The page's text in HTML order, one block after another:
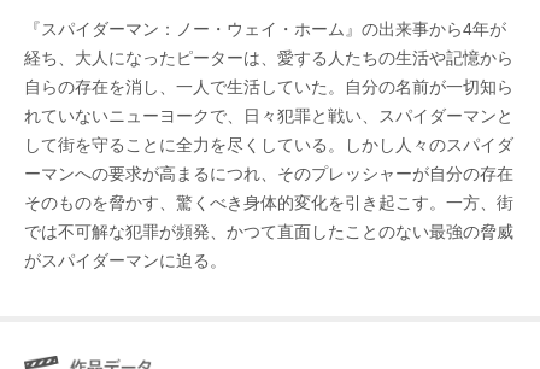
『スパイダーマン：ノー・ウェイ・ホーム』の出来事から4年が
経ち、大人になったピーターは、愛する人たちの生活や記憶から
自らの存在を消し、一人で生活していた。自分の名前が一切知ら
れていないニューヨークで、日々犯罪と戦い、スパイダーマンと
して街を守ることに全力を尽くしている。しかし人々のスパイダ
ーマンへの要求が高まるにつれ、そのプレッシャーが自分の存在
そのものを脅かす、驚くべき身体的変化を引き起こす。一方、街
では不可解な犯罪が頻発、かつて直面したことのない最強の脅威
がスパイダーマンに迫る。